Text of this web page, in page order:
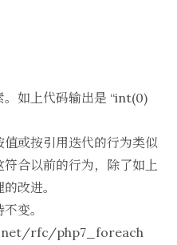
如上代码输出是 “int(0)
或按引用迭代的行为类似
合以前的行为，除了如上
改进。
变。
rfc/php7_foreach